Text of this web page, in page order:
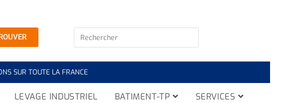
SUR TOUTE LA FRANCE
LEVAGE INDUSTRIEL BATIMENT-TP SERVICES